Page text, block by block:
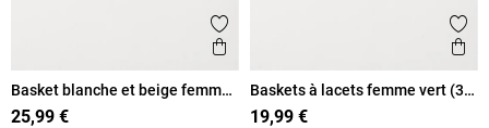
Ajouter aux favoris
Aperçu rapide
Basket blanche et beige femme
(36-41)
25,99 €
Baskets à lacets femme vert (36-
41)
19,99 €